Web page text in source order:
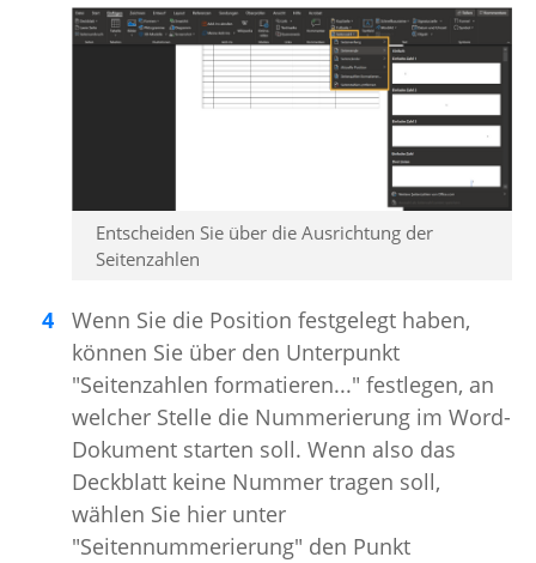
Entscheiden Sie über die Ausrichtung der
Seitenzahlen
Wenn Sie die Position festgelegt haben,
können Sie über den Unterpunkt
"Seitenzahlen formatieren..." festlegen, an
welcher Stelle die Nummerierung im Word-
Dokument starten soll. Wenn also das
Deckblatt keine Nummer tragen soll,
wählen Sie hier unter
"Seitennummerierung" den Punkt